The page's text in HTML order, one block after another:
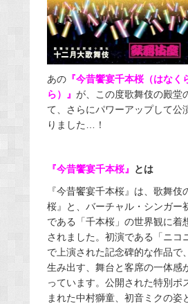
あの『今昔饗宴千本桜（はなく
ら）』 が、この度歌舞伎の殿堂
て、さらにパワーアップして公
りました…！
『今昔饗宴千本桜』
とは
『今昔饗宴千本桜』は、歌舞伎
桜』と、バーチャル・シンガー
である「千本桜」の世界観に着
されました。初演である「ニコ
で上演された記念碑的な作品で
生み出す、舞台と客席の一体感
っています。公開された特別ポ
まれた中村獅童、初音ミクの姿